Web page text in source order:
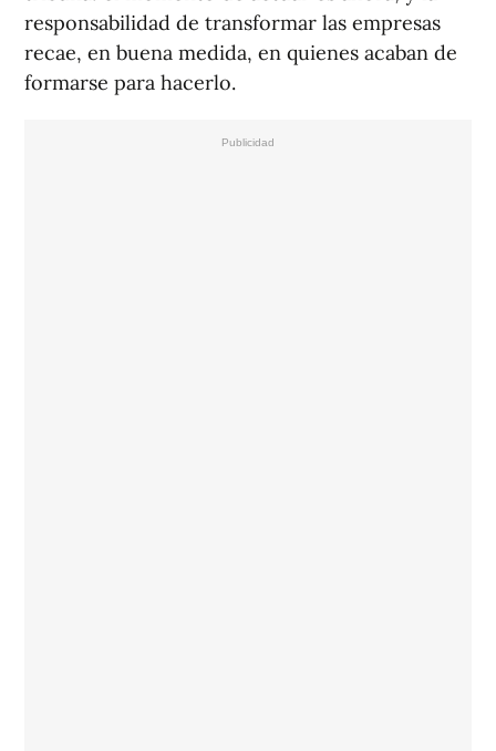
responsabilidad de transformar las empresas
recae, en buena medida, en quienes acaban de
formarse para hacerlo.